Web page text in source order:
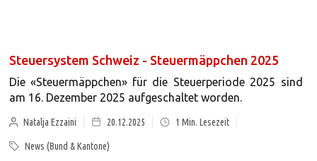
Steuersystem Schweiz - Steuermäppchen 2025
Die «Steuermäppchen» für die Steuerperiode 2025 sind
am 16. Dezember 2025 aufgeschaltet worden.
Natalja Ezzaini 20.12.2025 1 Min. Lesezeit
News (Bund & Kantone)